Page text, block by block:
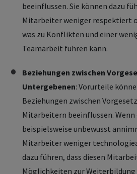
beeinflussen. Sie können dazu
Mitarbeiter weniger respektiert
was zu Konflikten und einer
Teamarbeit führen kann.
Beziehungen zwischen
Untergebenen: Vorurteile
Beziehungen zwischen
Mitarbeitern beeinflussen.
beispielsweise unbewusst
Mitarbeiter weniger
dazu führen, dass diesen
Möglichkeiten zur